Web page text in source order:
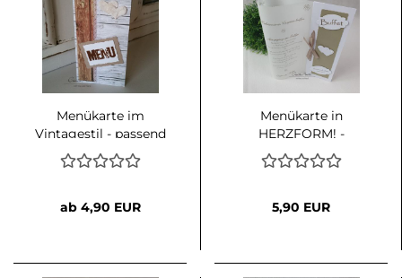
Menükarte im
Vintagestil - passend
zur Serie Vintage -
Hochzeit
ab 4,90 EUR
Menükarte in
HERZFORM! -
Traumlicht in Weiß-
Taupe
5,90 EUR